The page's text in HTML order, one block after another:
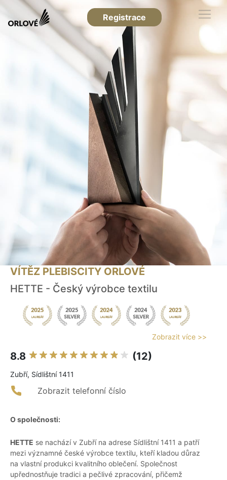
Registrace
VÍTĚZ PLEBISCITY ORLOVÉ
HETTE - Český výrobce textilu
Zobrazit více >>
8.8 (12)
Zubří, Sídlištní 1411
Zobrazit telefonní číslo
O společnosti:
HETTE se nachází v Zubří na adrese Sídlištní 1411 a patří
mezi významné české výrobce textilu, kteří kladou důraz
na vlastní produkci kvalitního oblečení. Společnost
upřednostňuje tradici a pečlivé zpracování, přičemž